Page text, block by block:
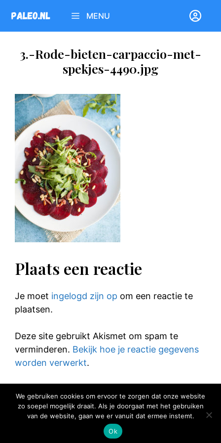
naar
de
MENU
3.-Rode-bieten-carpaccio-met-
spekjes-4490.jpg
Plaats een reactie
Je moet ingelogd zijn op om een reactie te
plaatsen.
Deze site gebruikt Akismet om spam te
verminderen. Bekijk hoe je reactie gegevens
worden verwerkt.
© 2025 Elke Hap Telt
We gebruiken cookies om ervoor te zorgen dat onze website
zo soepel mogelijk draait. Als je doorgaat met het gebruiken
van de website, gaan we er vanuit dat ermee instemt.
Ok